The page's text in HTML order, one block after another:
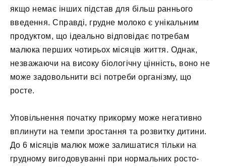
якщо немає інших підстав для більш раннього
введення. Справді, грудне молоко є унікальним
продуктом, що ідеально відповідає потребам
малюка перших чотирьох місяців життя. Однак,
незважаючи на високу біологічну цінність, воно не
може задовольнити всі потреби організму, що
росте.
Уповільнення початку прикорму може негативно
вплинути на темпи зростання та розвитку дитини.
До 6 місяців малюк може залишатися тільки на
грудному вигодовуванні при нормальних росто-